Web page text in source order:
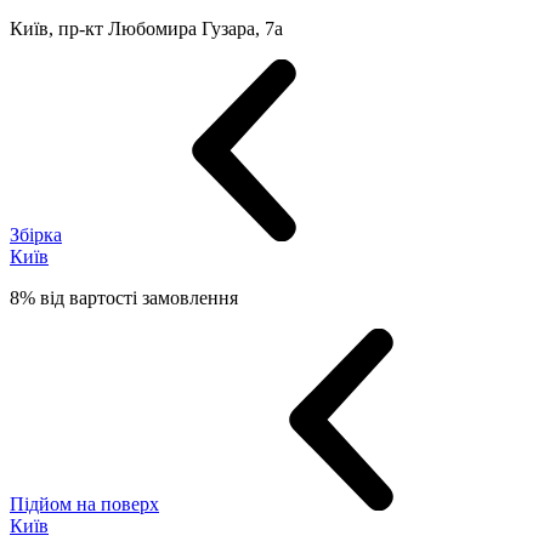
Київ, пр-кт Любомира Гузара, 7а
Збірка
Київ
8% від вартості замовлення
Підйом на поверх
Київ